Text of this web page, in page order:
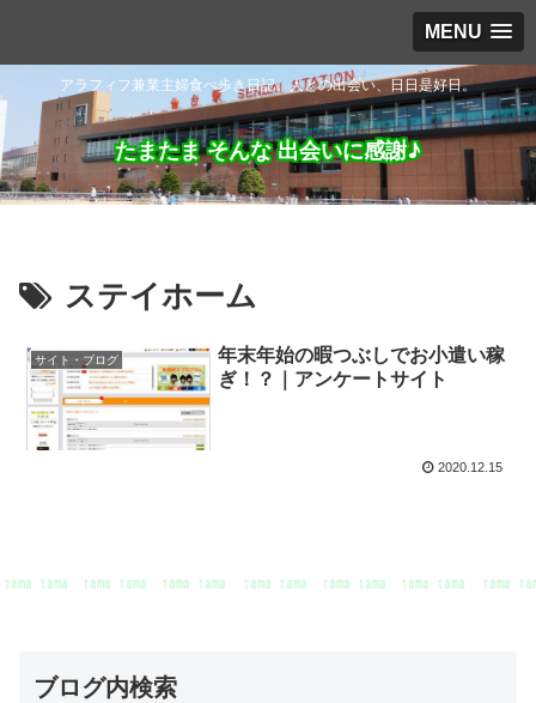
MENU
アラフィフ兼業主婦食べ歩き日記。人との出会い、日日是好日。
たまたま そんな 出会いに感謝♪
ステイホーム
サイト・ブログ
年末年始の暇つぶしでお小遣い稼
ぎ！？｜アンケートサイト
2020.12.15
ブログ内検索